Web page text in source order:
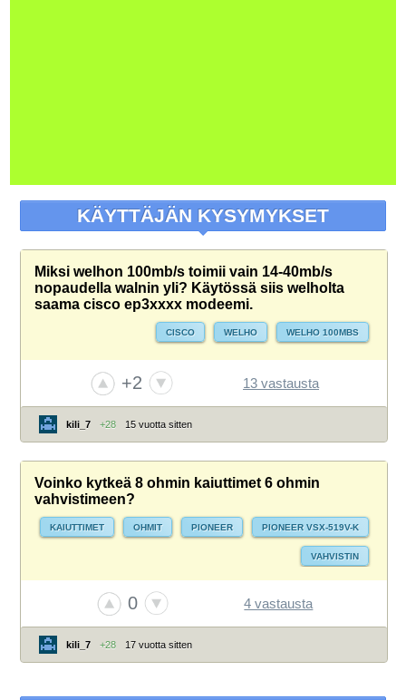
KÄYTTÄJÄN KYSYMYKSET
Miksi welhon 100mb/s toimii vain 14-40mb/s
nopaudella walnin yli? Käytössä siis welholta
saama cisco ep3xxxx modeemi.
CISCO WELHO WELHO 100MBS
+2 13 vastausta
kili_7 +28 15 vuotta sitten
Voinko kytkeä 8 ohmin kaiuttimet 6 ohmin
vahvistimeen?
KAIUTTIMET OHMIT PIONEER PIONEER VSX-519V-K
VAHVISTIN
0 4 vastausta
kili_7 +28 17 vuotta sitten